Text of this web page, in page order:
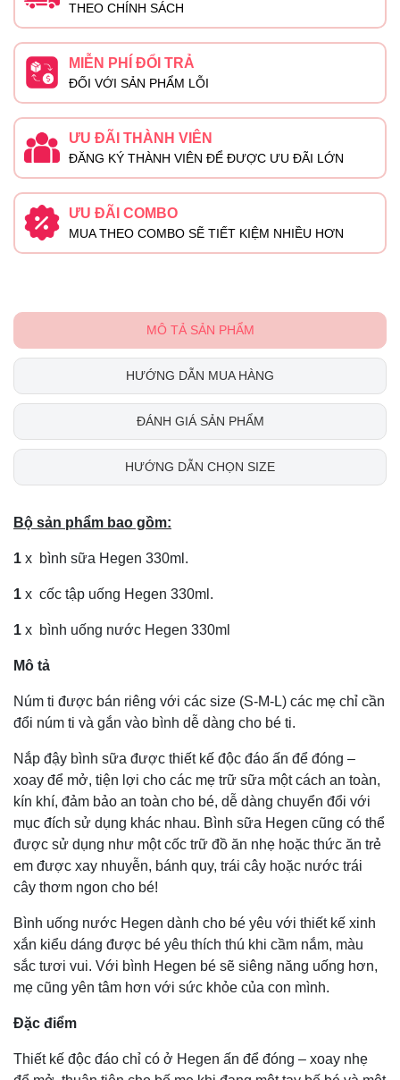
THEO CHÍNH SÁCH
MIỄN PHÍ ĐỔI TRẢ
ĐỐI VỚI SẢN PHẨM LỖI
ƯU ĐÃI THÀNH VIÊN
ĐĂNG KÝ THÀNH VIÊN ĐỂ ĐƯỢC ƯU ĐÃI LỚN
ƯU ĐÃI COMBO
MUA THEO COMBO SẼ TIẾT KIỆM NHIỀU HƠN
MÔ TẢ SẢN PHẨM
HƯỚNG DẪN MUA HÀNG
ĐÁNH GIÁ SẢN PHẨM
HƯỚNG DẪN CHỌN SIZE
Bộ sản phẩm bao gồm:
1 x bình sữa Hegen 330ml.
1 x cốc tập uống Hegen 330ml.
1 x bình uống nước Hegen 330ml
Mô tả
Núm ti được bán riêng với các size (S-M-L) các mẹ chỉ cần
đổi núm ti và gắn vào bình dễ dàng cho bé ti.
Nắp đậy bình sữa được thiết kế độc đáo ấn để đóng –
xoay để mở, tiện lợi cho các mẹ trữ sữa một cách an toàn,
kín khí, đảm bảo an toàn cho bé, dễ dàng chuyển đổi với
mục đích sử dụng khác nhau. Bình sữa Hegen cũng có thể
được sử dụng như một cốc trữ đồ ăn nhẹ hoặc thức ăn trẻ
em được xay nhuyễn, bánh quy, trái cây hoặc nước trái
cây thơm ngon cho bé!
Bình uống nước Hegen dành cho bé yêu với thiết kế xinh
xắn kiểu dáng được bé yêu thích thú khi cầm nắm, màu
sắc tươi vui. Với bình Hegen bé sẽ siêng năng uống hơn,
mẹ cũng yên tâm hơn với sức khỏe của con mình.
Đặc điểm
Thiết kế độc đáo chỉ có ở Hegen ấn để đóng – xoay nhẹ